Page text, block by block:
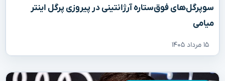
سوپرگل‌های فوق‌ستاره آرژانتینی در پیروزی پرگل اینتر
میامی
۱۵ مرداد ۱۴۰۵